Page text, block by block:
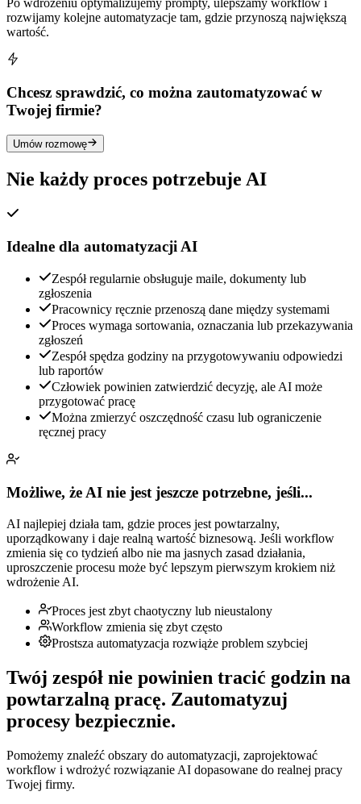
Po wdrożeniu optymalizujemy prompty, ulepszamy workflow i
rozwijamy kolejne automatyzacje tam, gdzie przynoszą największą
wartość.
Chcesz sprawdzić, co można zautomatyzować w
Twojej firmie?
Umów rozmowę
Nie każdy proces potrzebuje AI
Idealne dla automatyzacji AI
Zespół regularnie obsługuje maile, dokumenty lub
zgłoszenia
Pracownicy ręcznie przenoszą dane między systemami
Proces wymaga sortowania, oznaczania lub przekazywania
zgłoszeń
Zespół spędza godziny na przygotowywaniu odpowiedzi
lub raportów
Człowiek powinien zatwierdzić decyzję, ale AI może
przygotować pracę
Można zmierzyć oszczędność czasu lub ograniczenie
ręcznej pracy
Możliwe, że AI nie jest jeszcze potrzebne, jeśli...
AI najlepiej działa tam, gdzie proces jest powtarzalny,
uporządkowany i daje realną wartość biznesową. Jeśli workflow
zmienia się co tydzień albo nie ma jasnych zasad działania,
uproszczenie procesu może być lepszym pierwszym krokiem niż
wdrożenie AI.
Proces jest zbyt chaotyczny lub nieustalony
Workflow zmienia się zbyt często
Prostsza automatyzacja rozwiąże problem szybciej
Twój zespół nie powinien tracić godzin na
powtarzalną pracę. Zautomatyzuj
procesy bezpiecznie.
Pomożemy znaleźć obszary do automatyzacji, zaprojektować
workflow i wdrożyć rozwiązanie AI dopasowane do realnej pracy
Twojej firmy.